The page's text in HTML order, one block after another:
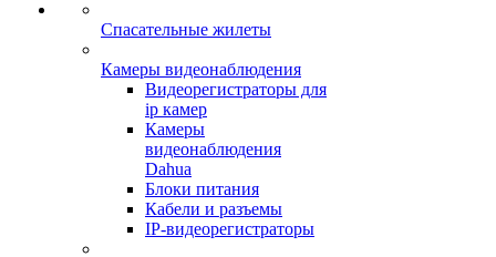
Спасательные жилеты
Камеры видеонаблюдения
Видеорегистраторы для
ip камер
Камеры
видеонаблюдения
Dahua
Блоки питания
Кабели и разъемы
IP-видеорегистраторы